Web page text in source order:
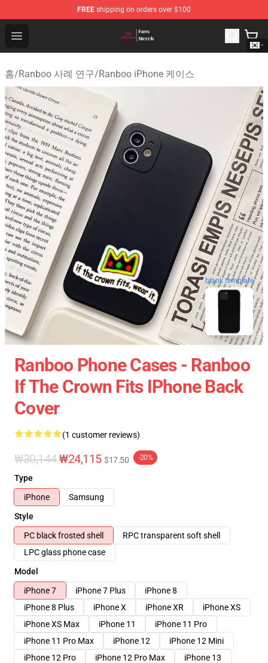
FREE shipping on orders over $100
Open menu
Ranboo Shop - Official Ranboo Merchandise Store
홈/Ranboo 사례 연구/Ranboo iPhone 케이스
blank template
Ranboo Phone Cases - Ranboo
If The Crown Fits IPhone Back
Cover
(1 customer reviews)
₩30,144₩24,115 $17.50 -20%
Type
iPhone
Samsung
Style
PC black frosted shell
RPC transparent soft shell
LPC glass phone case
Model
iPhone 7
iPhone 7 Plus
iPhone 8
iPhone 8 Plus
iPhone X iPhone XR
iPhone XS
iPhone XS Max
iPhone 11
iPhone 11 Pro
iPhone 11 Pro Max
iPhone 12
iPhone 12 Mini
iPhone 12 Pro
iPhone 12 Pro Max
iPhone 13